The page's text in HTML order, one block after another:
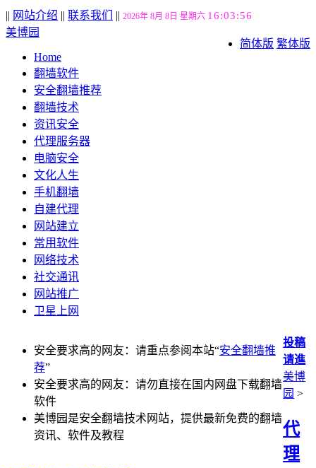
|| 网站介绍 || 联系我们 || 2026年 8月 8日 星期六 16:03:57
简体版 繁体版
美博园
Home
翻墙软件
安全翻墙推荐
翻墙技术
资讯安全
代理服务器
电脑安全
文化人生
手机翻墙
自建代理
网站建立
常用软件
网络技术
社交通讯
网站推广
卫星上网
安全要求高的网友：请重点参阅本站“安全翻墙推
荐”
安全要求高的网友：请勿直接在国内网盘下载翻墙
软件
美博园是安全翻墙技术网站，提供最新免费的翻墙
资讯、软件及教程
投稿
请進
美博
园 >
代
理